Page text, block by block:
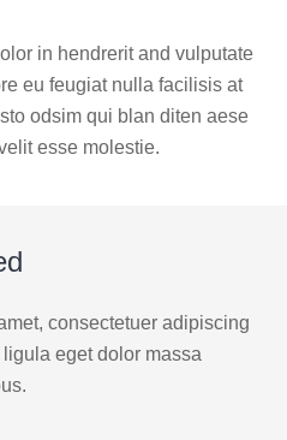
in hendrerit and vulputate
eu feugiat nulla facilisis at
odsim qui blan diten aese
esse molestie.
consectetuer adipiscing
eget dolor massa